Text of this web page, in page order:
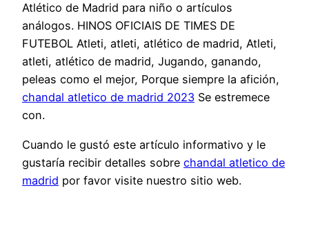
Atlético de Madrid para niño o artículos
análogos. HINOS OFICIAIS DE TIMES DE
FUTEBOL Atleti, atleti, atlético de madrid, Atleti,
atleti, atlético de madrid, Jugando, ganando,
peleas como el mejor, Porque siempre la afición,
chandal atletico de madrid 2023 Se estremece
con.
Cuando le gustó este artículo informativo y le
gustaría recibir detalles sobre chandal atletico de
madrid por favor visite nuestro sitio web.